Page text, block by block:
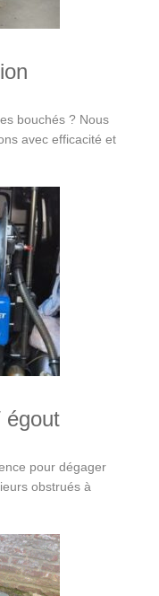
bouchés ? Nous
avec efficacité et
égout
pour dégager
obstrués à